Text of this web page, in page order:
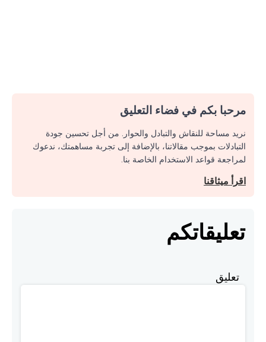
مرحبا بكم في فضاء التعليق
نريد مساحة للنقاش والتبادل والحوار. من أجل تحسين جودة
التبادلات بموجب مقالاتنا، بالإضافة إلى تجربة مساهمتك، ندعوك
لمراجعة قواعد الاستخدام الخاصة بنا.
اقرأ ميثاقنا
تعليقاتكم
تعليق